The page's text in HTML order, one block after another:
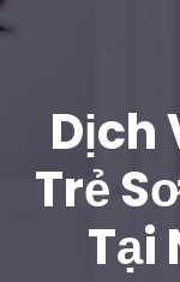
Dịch
Trẻ
Tại